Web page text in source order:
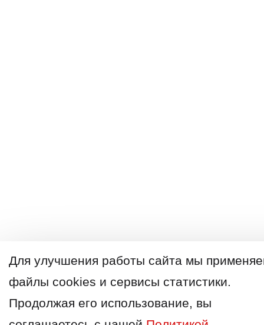
Для улучшения работы сайта мы
файлы cookies и сервисы статистики.
Продолжая его использование, вы